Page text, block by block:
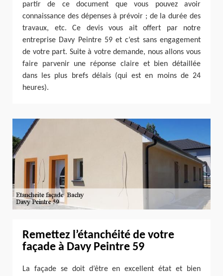
partir de ce document que vous pouvez avoir
connaissance des dépenses à prévoir ; de la durée des
travaux, etc. Ce devis vous ait offert par notre
entreprise Davy Peintre 59 et c’est sans engagement
de votre part. Suite à votre demande, nous allons vous
faire parvenir une réponse claire et bien détaillée
dans les plus brefs délais (qui est en moins de 24
heures).
Remettez l’étanchéité de votre
façade à Davy Peintre 59
La façade se doit d’être en excellent état et bien